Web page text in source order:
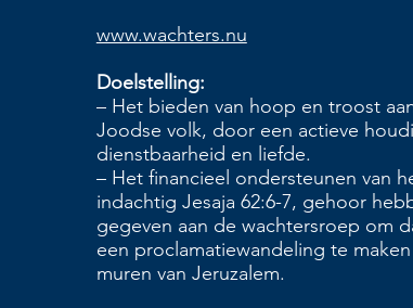
www.wachters.nu
Doelstelling:
– Het bieden van hoop en troost
Joodse volk, door een actieve
dienstbaarheid en liefde.
– Het financieel ondersteunen van
indachtig Jesaja 62:6-7, gehoor
gegeven aan de wachtersroep om
een proclamatiewandeling te
muren van Jeruzalem.